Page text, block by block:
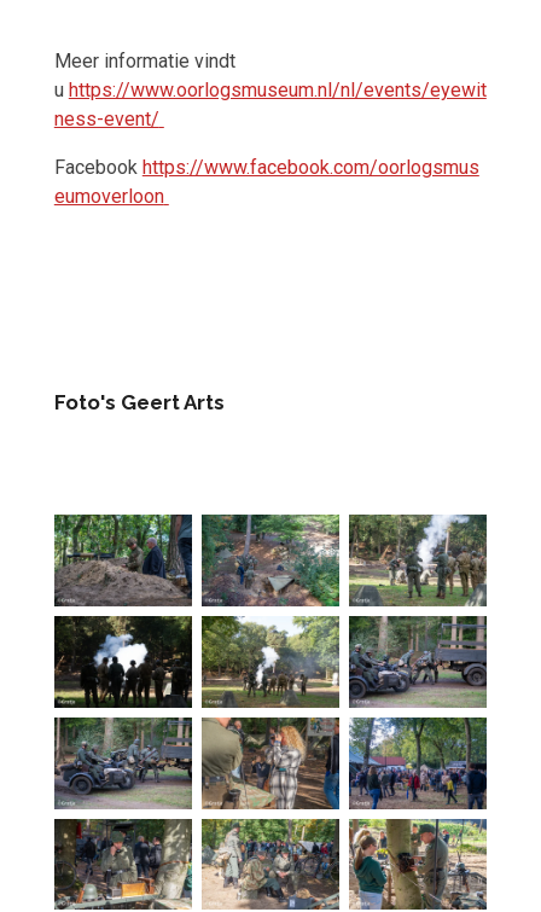
Meer informatie vindt
u https://www.oorlogsmuseum.nl/nl/events/eyewit
ness-event/
Facebook https://www.facebook.com/oorlogsmus
eumoverloon
Foto's Geert Arts